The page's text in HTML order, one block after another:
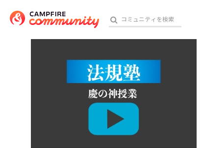
アート・写真
テクノロジー・ガジェット